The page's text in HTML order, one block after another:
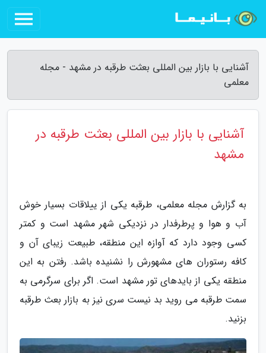
آشنایی با بازار بین المللی بعثت طرقبه در مشهد - مجله
معلمی
آشنایی با بازار بین المللی بعثت طرقبه در
مشهد
به گزارش مجله معلمی، طرقبه یکی از ییلاقات بسیار خوش
آب و هوا و پرطرفدار در نزدیکی شهر مشهد است و کمتر
کسی وجود دارد که آوازه این منطقه، طبیعت زیبای آن و
کافه رستوران های مشهورش را نشنیده باشد. رفتن به این
منطقه یکی از بایدهای تور مشهد است. اگر برای سرگرمی به
سمت طرقبه می روید بد نیست سری نیز به بازار بعث طرقبه
بزنید.